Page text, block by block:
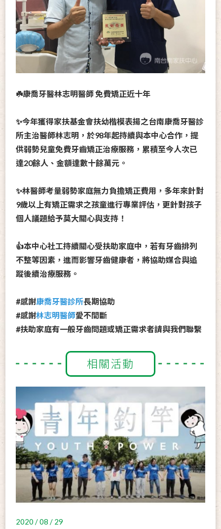
☘️康喬牙醫林志明醫師 免費矯正近十年
✨今年獲得家扶基金會扶幼楷模表揚之台南康喬牙醫診
所主治醫師林志明，於98年起持續與本中心合作，提
供弱勢兒童免費牙齒矯正治療服務，累積至今人次已
達20餘人、金額達數十餘萬元。
✨林醫師考量弱勢家庭無力負擔矯正費用，多年來針對
9歲以 上有矯正需求之孩童進行專業評估，更針對孩子
個人議題給予莫大關心與支持！
👍本中心社工持續關心受扶助家庭中，若有牙齒排列
不整等因素，進而影響牙齒健康者，將協助媒合與追
蹤後續治療服務 。
#感謝康喬牙醫診所長期協助
#感謝林志明醫師愛不間斷
#扶助家庭有一般牙齒問題或矯正需求者請與我們聯繫
相關活動
2020 / 08 / 29